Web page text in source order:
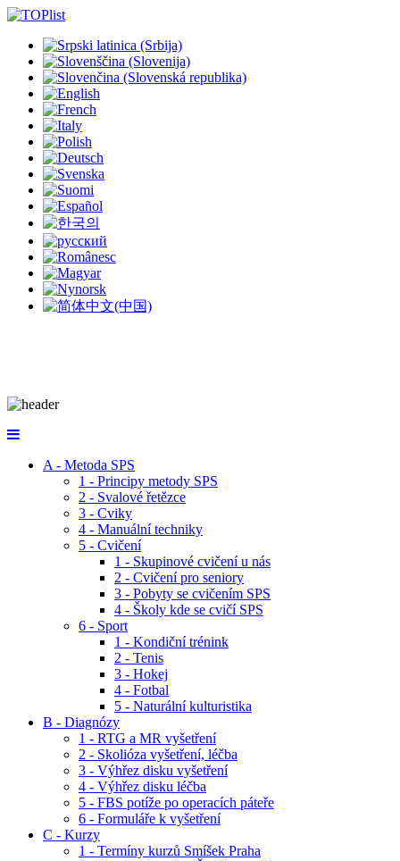
A - Metoda SPS
1 - Principy metody SPS
2 - Svalové řetězce
3 - Cviky
4 - Manuální techniky
5 - Cvičení
1 - Skupinové cvičení u nás
2 - Cvičení pro seniory
3 - Pobyty se cvičením SPS
4 - Školy kde se cvičí SPS
6 - Sport
1 - Kondiční trénink
2 - Tenis
3 - Hokej
4 - Fotbal
5 - Naturální kulturistika
B - Diagnózy
1 - RTG a MR vyšetření
2 - Skolióza vyšetření, léčba
3 - Výhřez disku vyšetření
4 - Výhřez disku léčba
5 - FBS potíže po operacích páteře
6 - Formuláře k vyšetření
C - Kurzy
1 - Termíny kurzů Smíšek Praha